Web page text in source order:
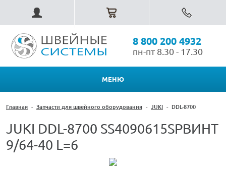
8 800 200 4932
пн-пт 8.30 - 17.30
МЕНЮ
Главная - Запчасти для швейного оборудования - JUKI - DDL-8700
JUKI DDL-8700 SS4090615SPВИНТ
9/64-40 L=6